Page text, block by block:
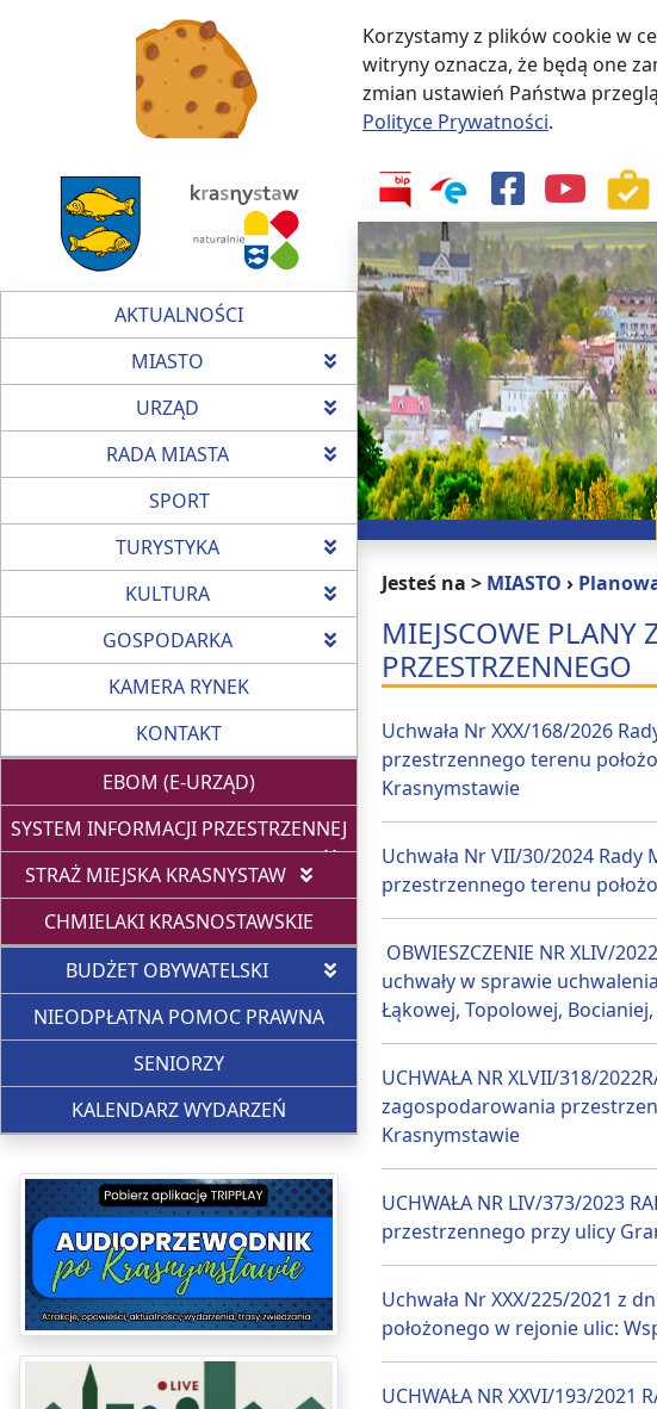
Korzystamy z plików cookie w
witryny oznacza, że będą one
zmian ustawień Państwa
Polityce Prywatności.
AKTUALNOŚCI
MIASTO
URZĄD
RADA MIASTA
SPORT
TURYSTYKA
KULTURA
GOSPODARKA
KAMERA RYNEK
KONTAKT
EBOM (E-URZĄD)
SYSTEM INFORMACJI PRZESTRZENNEJ
STRAŻ MIEJSKA KRASNYSTAW
CHMIELAKI KRASNOSTAWSKIE
BUDŻET OBYWATELSKI
NIEODPŁATNA POMOC PRAWNA
SENIORZY
KALENDARZ WYDARZEŃ
Jesteś na > MIASTO ›
MIEJSCOWE PLANY
PRZESTRZENNEGO
Uchwała Nr XXX/168/2026
przestrzennego terenu
Krasnymstawie
Uchwała Nr VII/30/2024
przestrzennego terenu
OBWIESZCZENIE NR XLIV/
uchwały w sprawie
Łąkowej, Topolowej,
UCHWAŁA NR XLVII/318/
zagospodarowania
Krasnymstawie
UCHWAŁA NR LIV/373/2023
przestrzennego przy ulicy
Uchwała Nr XXX/225/2021 z
położonego w rejonie ulic:
UCHWAŁA NR XXVI/193/2021